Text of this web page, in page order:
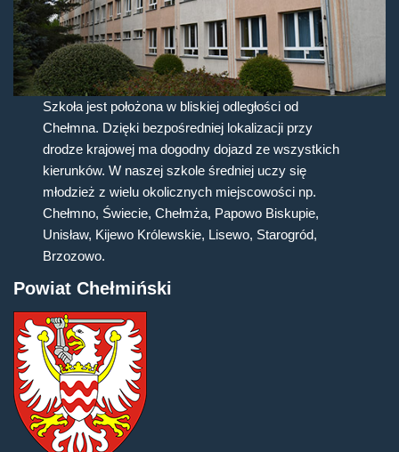
Szkoła jest położona w bliskiej odległości od
Chełmna. Dzięki bezpośredniej lokalizacji przy
drodze krajowej ma dogodny dojazd ze wszystkich
kierunków. W naszej szkole średniej uczy się
młodzież z wielu okolicznych miejscowości np.
Chełmno, Świecie, Chełmża, Papowo Biskupie,
Unisław, Kijewo Królewskie, Lisewo, Starogród,
Brzozowo.
Powiat Chełmiński